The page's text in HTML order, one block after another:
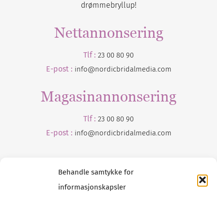
Behandle samtykke for
informasjonskapsler
drømmebryllup!
Nettannonsering
Tlf : 23 00 80 90
E-post : info@nordicbridalmedia.com
Magasinannonsering
Tlf : 23 00 80 90
E-post : info@nordicbridalmedia.com